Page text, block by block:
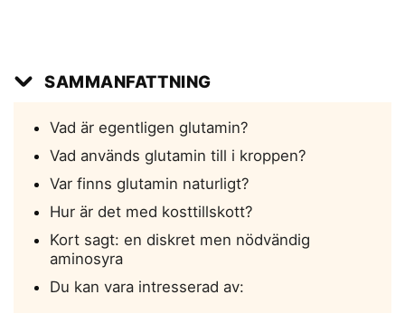
SAMMANFATTNING
Vad är egentligen glutamin?
Vad används glutamin till i kroppen?
Var finns glutamin naturligt?
Hur är det med kosttillskott?
Kort sagt: en diskret men nödvändig
aminosyra
Du kan vara intresserad av: